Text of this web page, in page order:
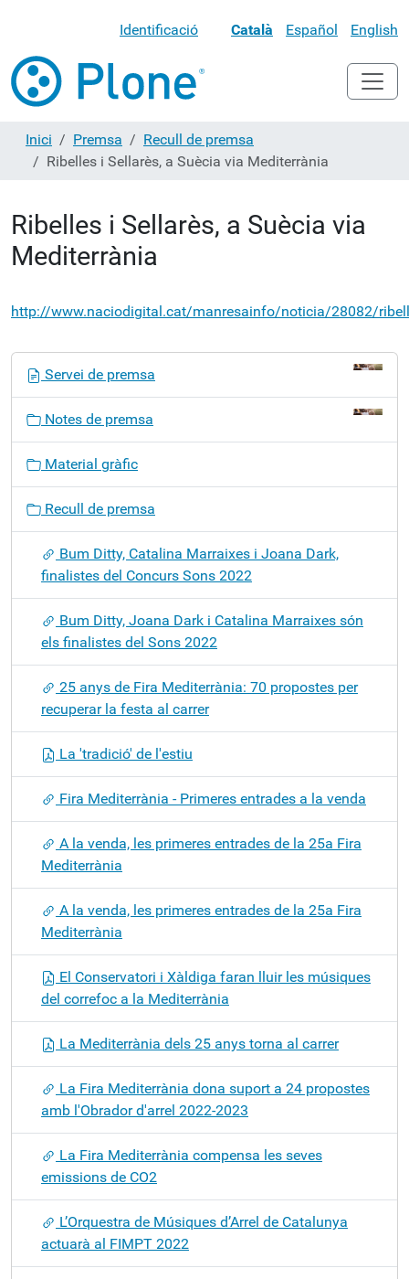
Identificació Català Español English
Inici Premsa
Recull de premsa
Ribelles i Sellarès, a Suècia via Mediterrània
Ribelles i Sellarès, a Suècia via
Mediterrània
http://www.naciodigital.cat/manresainfo/noticia/28082/
ó
Servei de premsa
Notes de premsa
Material gràfic
Recull de premsa
Bum Ditty, Catalina Marraixes i Joana Dark,
finalistes del Concurs Sons 2022
Bum Ditty, Joana Dark i Catalina Marraixes són
els finalistes del Sons 2022
25 anys de Fira Mediterrània: 70 propostes per
recuperar la festa al carrer
La 'tradició' de l'estiu
Fira Mediterrània - Primeres entrades a la venda
A la venda, les primeres entrades de la 25a Fira
Mediterrània
A la venda, les primeres entrades de la 25a Fira
Mediterrània
El Conservatori i Xàldiga faran lluir les músiques
del correfoc a la Mediterrània
La Mediterrània dels 25 anys torna al carrer
La Fira Mediterrània dona suport a 24 propostes
amb l'Obrador d'arrel 2022-2023
La Fira Mediterrània compensa les seves
emissions de CO2
L’Orquestra de Músiques d’Arrel de Catalunya
actuarà al FIMPT 2022